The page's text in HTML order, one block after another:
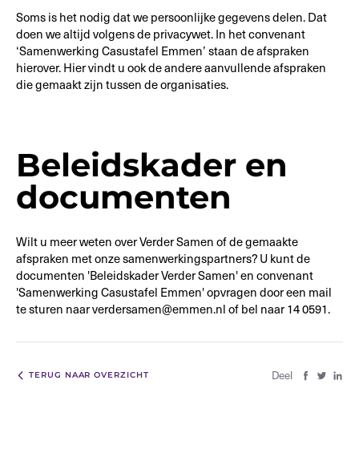
Soms is het nodig dat we persoonlijke gegevens delen. Dat
doen we altijd volgens de privacywet. In het convenant
‘Samenwerking Casustafel Emmen’ staan de afspraken
hierover. Hier vindt u ook de andere aanvullende afspraken
die gemaakt zijn tussen de organisaties.
Beleidskader en
documenten
Wilt u meer weten over Verder Samen of de gemaakte
afspraken met onze samenwerkingspartners? U kunt de
documenten 'Beleidskader Verder Samen' en convenant
'Samenwerking Casustafel Emmen' opvragen door een mail
te sturen naar verdersamen@emmen.nl of bel naar 14 0591.
Deel
TERUG NAAR OVERZICHT